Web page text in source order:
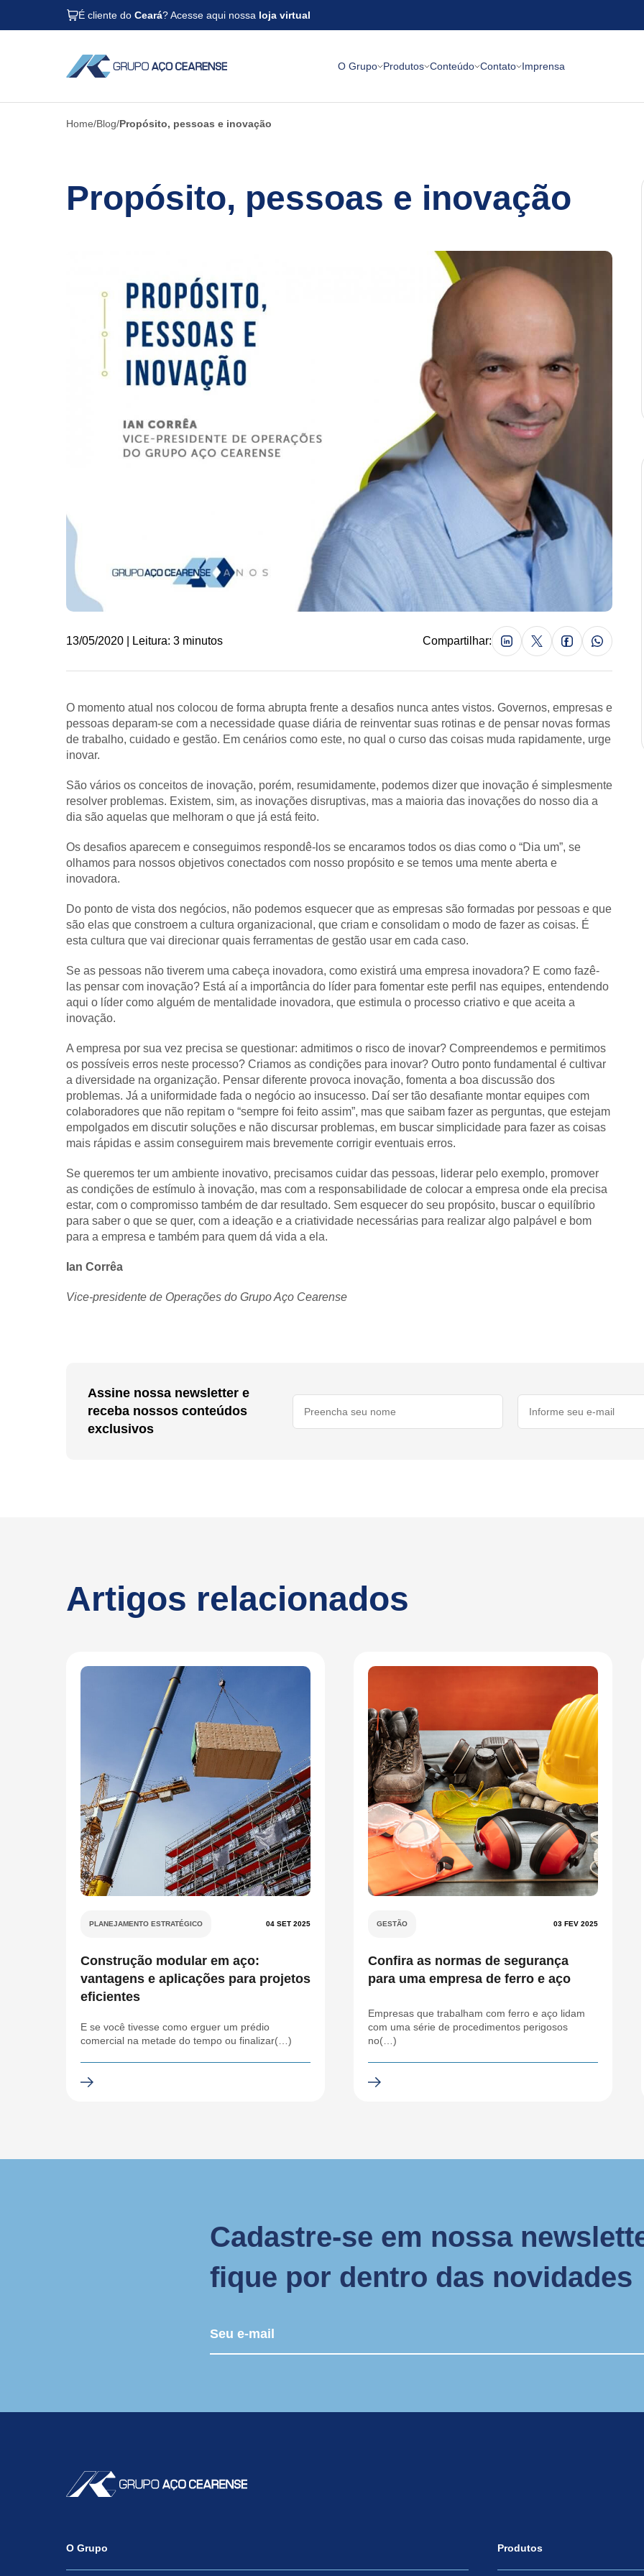
É cliente doCeará? Acesse aqui nossa loja virtual
O Grupo Produtos Conteúdo Contato Imprensa
Home Blog Propósito, pessoas e inovação
Propósito, pessoas e inovação
13/05/2020 | Leitura: 3 minutos Compartilhar:
O momento atual nos colocou de forma abrupta frente a desafios nunca antes vistos. Governos, empresas e
pessoas deparam-se com a necessidade quase diária de reinventar suas rotinas e de pensar novas formas
de trabalho, cuidado e gestão. Em cenários como este, no qual o curso das coisas muda rapidamente, urge
inovar.
São vários os conceitos de inovação, porém, resumidamente, podemos dizer que inovação é simplesmente
resolver problemas. Existem, sim, as inovações disruptivas, mas a maioria das inovações do nosso dia a
dia são aquelas que melhoram o que já está feito.
Os desafios aparecem e conseguimos respondê-los se encaramos todos os dias como o “Dia um”, se
olhamos para nossos objetivos conectados com nosso propósito e se temos uma mente aberta e
inovadora.
Do ponto de vista dos negócios, não podemos esquecer que as empresas são formadas por pessoas e que
são elas que constroem a cultura organizacional, que criam e consolidam o modo de fazer as coisas. É
esta cultura que vai direcionar quais ferramentas de gestão usar em cada caso.
Se as pessoas não tiverem uma cabeça inovadora, como existirá uma empresa inovadora? E como fazê-
las pensar com inovação? Está aí a importância do líder para fomentar este perfil nas equipes, entendendo
aqui o líder como alguém de mentalidade inovadora, que estimula o processo criativo e que aceita a
inovação.
A empresa por sua vez precisa se questionar: admitimos o risco de inovar? Compreendemos e permitimos
os possíveis erros neste processo? Criamos as condições para inovar? Outro ponto fundamental é cultivar
a diversidade na organização. Pensar diferente provoca inovação, fomenta a boa discussão dos
problemas. Já a uniformidade fada o negócio ao insucesso. Daí ser tão desafiante montar equipes com
colaboradores que não repitam o “sempre foi feito assim”, mas que saibam fazer as perguntas, que estejam
empolgados em discutir soluções e não discursar problemas, em buscar simplicidade para fazer as coisas
mais rápidas e assim conseguirem mais brevemente corrigir eventuais erros.
Se queremos ter um ambiente inovativo, precisamos cuidar das pessoas, liderar pelo exemplo, promover
as condições de estímulo à inovação, mas com a responsabilidade de colocar a empresa onde ela precisa
estar, com o compromisso também de dar resultado. Sem esquecer do seu propósito, buscar o equilíbrio
para saber o que se quer, com a ideação e a criatividade necessárias para realizar algo palpável e bom
para a empresa e também para quem dá vida a ela.
Ian Corrêa
Vice-presidente de Operações do Grupo Aço Cearense
Assine nossa newsletter e
receba nossos conteúdos
exclusivos
Artigos relacionados
PLANEJAMENTO ESTRATÉGICO 04 SET 2025
Construção modular em aço:
vantagens e aplicações para projetos
eficientes
E se você tivesse como erguer um prédio
comercial na metade do tempo ou finalizar(…)
GESTÃO 03 FEV 2025
Confira as normas de segurança
para uma empresa de ferro e aço
Empresas que trabalham com ferro e aço lidam
com uma série de procedimentos perigosos
no(…)
Cadastre-se em nossa
fique por dentro das novidades
O Grupo Produtos